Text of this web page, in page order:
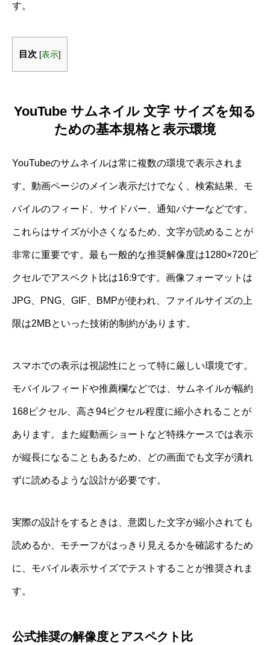
す。
目次 [表示]
YouTube サムネイル 文字 サイズを知る
ための基本規格と表示環境
YouTubeのサムネイルは常に複数の環境で表示されま
す。動画ページのメイン表示だけでなく、検索結果、モ
バイルのフィード、サイドバー、通知バナーなどです。
これらはサイズが小さくなるため、文字が読めることが
非常に重要です。最も一般的な推奨解像度は1280×720ピ
クセルでアスペクト比は16:9です。画像フォーマットは
JPG、PNG、GIF、BMPが使われ、ファイルサイズの上
限は2MBといった技術的制約があります。
スマホでの表示は視認性にとって特に厳しい環境です。
モバイルフィードや推薦欄などでは、サムネイルが幅約
168ピクセル、高さ94ピクセル程度に縮小されることが
あります。また縦動画ショートなど特殊ケースでは表示
が縦長になることもあるため、どの画面でも文字が潰れ
ずに読めるような設計が必要です。
実際の設計をするときは、意図した文字が縮小されても
読めるか、モチーフがはっきり見えるかを確認するため
に、モバイル表示サイズでテストすることが推奨されま
す。
公式推奨の解像度とアスペクト比